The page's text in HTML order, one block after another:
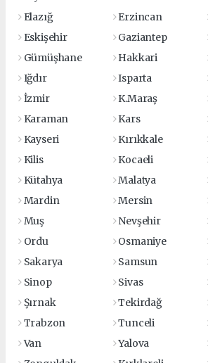
Elazığ
Erzincan
Eskişehir
Gaziantep
Gümüşhane
Hakkari
Iğdır
Isparta
İzmir
K.Maraş
Karaman
Kars
Kayseri
Kırıkkale
Kilis
Kocaeli
Kütahya
Malatya
Mardin
Mersin
Muş
Nevşehir
Ordu
Osmaniye
Sakarya
Samsun
Sinop
Sivas
Şırnak
Tekirdağ
Trabzon
Tunceli
Van
Yalova